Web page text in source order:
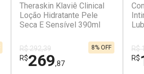
Theraskin Klaviê Clinical
Loção Hidratante Pele
Seca E Sensível 390ml
R$ 292,39
R$269,87
8% OFF
R$
R$